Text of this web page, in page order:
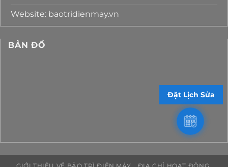
Website: baotridienmay.vn
BẢN ĐỒ
Đặt Lịch Sửa